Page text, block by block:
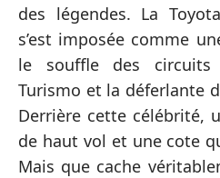
des légendes. La
s’est imposée comme
le souffle des
Turismo et la déferlante
Derrière cette célébrité,
de haut vol et une cote
Mais que cache